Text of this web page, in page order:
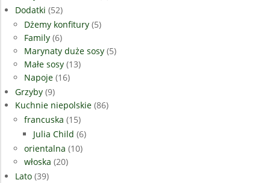
Dodatki (52)
Dżemy konfitury (5)
Family (6)
Marynaty duże sosy (5)
Małe sosy (13)
Napoje (16)
Grzyby (9)
Kuchnie niepolskie (86)
francuska (15)
Julia Child (6)
orientalna (10)
włoska (20)
Lato (39)